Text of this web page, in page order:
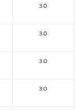
3.0
3.0
3.0
3.0